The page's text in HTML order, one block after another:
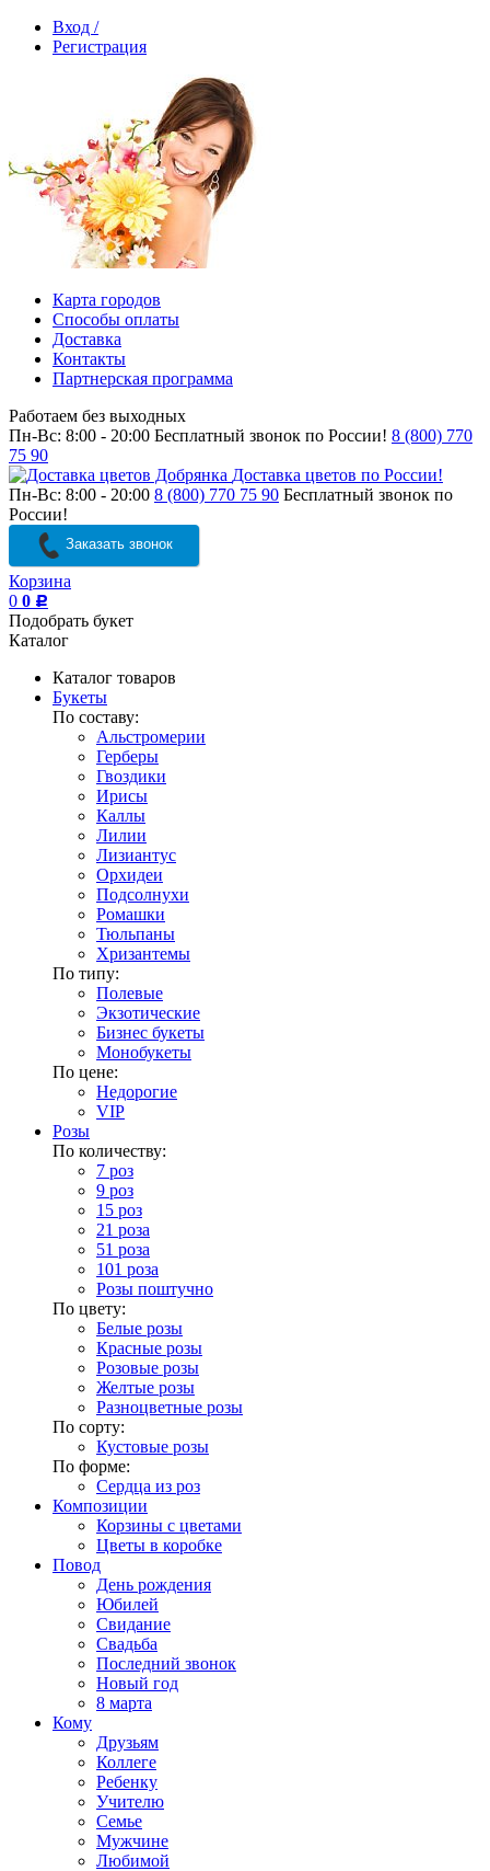
Вход /
Регистрация
Карта городов
Способы оплаты
Доставка
Контакты
Партнерская программа
Работаем без выходных
Пн-Вс: 8:00 - 20:00 Бесплатный звонок по России! 8 (800) 770
75 90
Доставка цветов по России!
Пн-Вс: 8:00 - 20:00 8 (800) 770 75 90 Бесплатный звонок по
России!
Заказать звонок
Корзина
0 0 Р
Подобрать букет
Каталог
Каталог товаров
Букеты
По составу:
Альстромерии
Герберы
Гвоздики
Ирисы
Каллы
Лилии
Лизиантус
Орхидеи
Подсолнухи
Ромашки
Тюльпаны
Хризантемы
По типу:
Полевые
Экзотические
Бизнес букеты
Монобукеты
По цене:
Недорогие
VIP
Розы
По количеству:
7 роз
9 роз
15 роз
21 роза
51 роза
101 роза
Розы поштучно
По цвету:
Белые розы
Красные розы
Розовые розы
Желтые розы
Разноцветные розы
По сорту:
Кустовые розы
По форме:
Сердца из роз
Композиции
Корзины с цветами
Цветы в коробке
Повод
День рождения
Юбилей
Свидание
Свадьба
Последний звонок
Новый год
8 марта
Кому
Друзьям
Коллеге
Ребенку
Учителю
Семье
Мужчине
Любимой